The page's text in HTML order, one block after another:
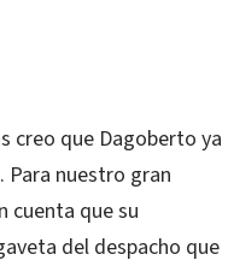
creo que Dagoberto ya
Para nuestro gran
cuenta que su
del despacho que